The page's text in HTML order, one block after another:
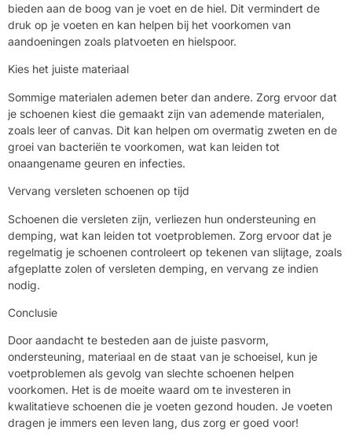
bieden aan de boog van je voet en de hiel. Dit vermindert de
druk op je voeten en kan helpen bij het voorkomen van
aandoeningen zoals platvoeten en hielspoor.
Kies het juiste materiaal
Sommige materialen ademen beter dan andere. Zorg ervoor dat
je schoenen kiest die gemaakt zijn van ademende materialen,
zoals leer of canvas. Dit kan helpen om overmatig zweten en de
groei van bacteriën te voorkomen, wat kan leiden tot
onaangename geuren en infecties.
Vervang versleten schoenen op tijd
Schoenen die versleten zijn, verliezen hun ondersteuning en
demping, wat kan leiden tot voetproblemen. Zorg ervoor dat je
regelmatig je schoenen controleert op tekenen van slijtage, zoals
afgeplatte zolen of versleten demping, en vervang ze indien
nodig.
Conclusie
Door aandacht te besteden aan de juiste pasvorm,
ondersteuning, materiaal en de staat van je schoeisel, kun je
voetproblemen als gevolg van slechte schoenen helpen
voorkomen. Het is de moeite waard om te investeren in
kwalitatieve schoenen die je voeten gezond houden. Je voeten
dragen je immers een leven lang, dus zorg er goed voor!